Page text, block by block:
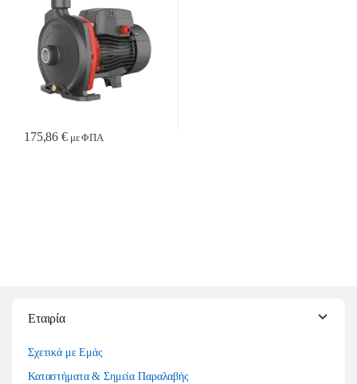
175,86€με ΦΠΑ
Εταιρία
Σχετικά με Εμάς
Καταστήματα & Σημεία Παραλαβής